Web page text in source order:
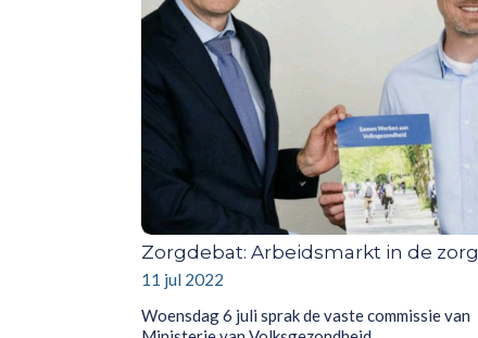
Zorgdebat: Arbeidsmarkt in de zorg
11 jul 2022
Woensdag 6 juli sprak de vaste commissie van